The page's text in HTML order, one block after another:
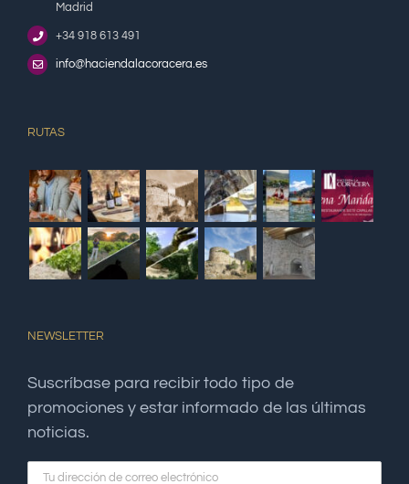
Madrid
+34 918 613 491
info@haciendalacoracera.es
RUTAS
NEWSLETTER
Suscríbase para recibir todo tipo de
promociones y estar informado de las últimas
noticias.